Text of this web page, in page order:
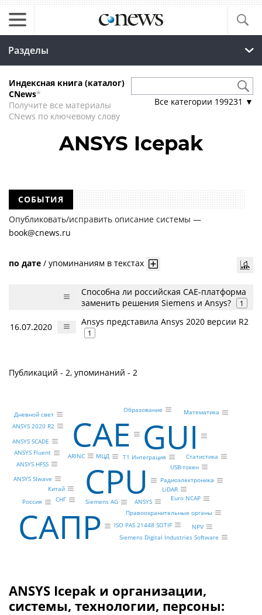
Разделы
Индексная книга (каталог)
CNews*
Получите все материалы
CNews по ключевому слову
Все категории 199231 ▼
ANSYS Icepak
СОБЫТИЯ
Опубликовать/исправить описание системы —
book@cnews.ru
по дате / упоминаниям в текстах
Способна ли российская CAE-платформа
заменить решения Siemens и Ansys?
1
16.07.2020 Ansys представила Ansys 2020 версии R2
1
Публикаций - 2, упоминаний - 2
CPU
GUI
CAE
САПР
Т1 Интеграция
МЦД
ARINC
Siemens AG
ANSYS
Правоохранительные органы
Euro NCAP
ISO PAS 21448 SOTIF
Радиоэлектроника
LiDAR
USB-токен
ANSYS 2020 R2
ANSYS SCADE
ANSYS Fluent
Siemens Digital Industries Software
ANSYS HFSS
ANSYS SIwave
Китай
Россия
СНГ
NPV
Математика
Статистика
Дневной свет
Образование
ANSYS Icepak и организации,
системы, технологии, персоны: